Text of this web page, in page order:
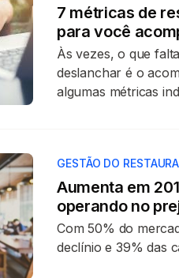
7 métricas de
para você
Às vezes, o que
deslanchar é o
algumas métricas
GESTÃO DO
Aumenta em
operando no
Com 50% do
declínio e 39% das